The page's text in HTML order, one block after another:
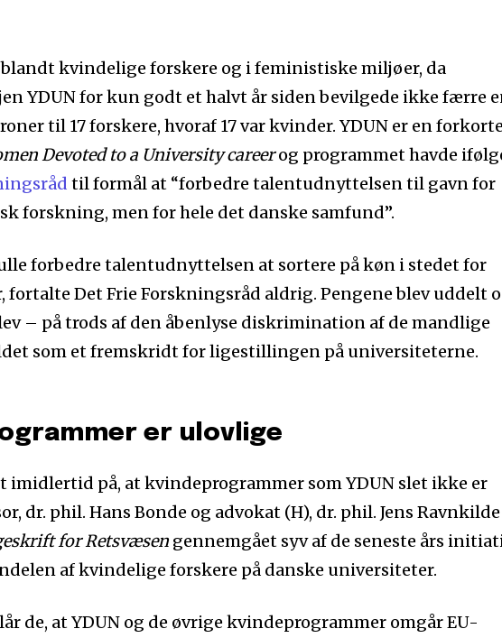
blandt kvindelige forskere og i feministiske miljøer, da
YDUN for kun godt et halvt år siden bevilgede ikke færre
til 17 forskere, hvoraf 17 var kvinder. YDUN er en
Devoted to a University careerog programmet havde
til formål at “forbedre talentudnyttelsen til gavn for
forskning, men for hele det danske samfund”.
forbedre talentudnyttelsen at sortere på køn i stedet for
Det Frie Forskningsråd aldrig. Pengene blev uddelt
– på trods af den åbenlyse diskrimination af de mandlige
som et fremskridt for ligestillingen på universiteterne.
er ulovlige
imidlertid på, at kvindeprogrammer som YDUN slet ikke er
dr. phil. Hans Bonde og advokat (H), dr. phil. Jens
for Retsvæsengennemgået syv af de seneste års
af kvindelige forskere på danske universiteter.
de, at YDUN og de øvrige kvindeprogrammer omgår EU-